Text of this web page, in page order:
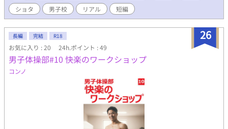
する感情を描いていきます。本編同様、性的なおふざけ、絡みな
どの描写が多く、卑猥な表現もありますのでご容赦ください。 ま
た感想や自身の少年期の経験談、リクエストなどをコメントして
いただけると嬉しいです。性別やセクシャリティなど問わずお願
いします！ ※続編も現在書いていますが、書きやすいこの短編集
を先に出すことにしました。本編読んでくださった方は被る内容
もありますが、こちらも読んでくださると嬉しいです。
ショタ
男子校 リアル 短編
26
長編 完結 R18
お気に入り : 20 24h.ポイント : 49
男子体操部#10 快楽のワークショップ
コンノ